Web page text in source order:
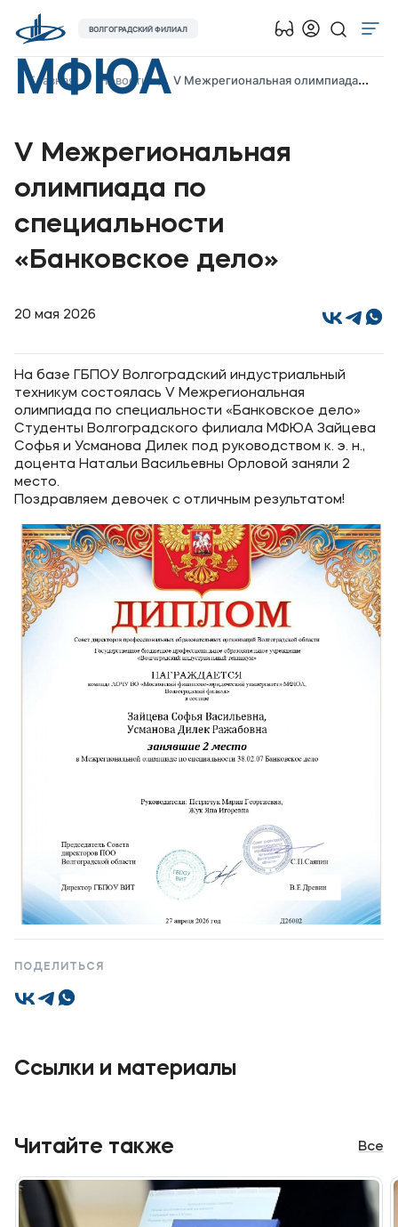
МФЮА
ВОЛГОГРАДСКИЙ ФИЛИАЛ
Об университете
Абитуриенту
Музейно-выставочный центр МФЮА
Наука
Выпускникам
Карьера
Институт дополнительного образования
Уровни образования
Среднее профессиональное образование
Высшее образование
Дополнительное образование
Медиа
Приемная комиссия
+7 (8442) 49-71-33
Полезное
Банковские реквизиты
Подобрать программу
Главная Новости V Межрегиональная олимпиада по специальности «Банковское дело»
V Межрегиональная
олимпиада по
специальности
«Банковское дело»
20 мая 2026
На базе ГБПОУ Волгоградский индустриальный
техникум состоялась V Межрегиональная
олимпиада по специальности «Банковское дело»
Студенты Волгоградского филиала МФЮА Зайцева
Софья и Усманова Дилек под руководством к. э. н.,
доцента Натальи Васильевны Орловой заняли 2
место.
Поздравляем девочек с отличным результатом!
ПОДЕЛИТЬСЯ
Ссылки и материалы
Читайте также Все